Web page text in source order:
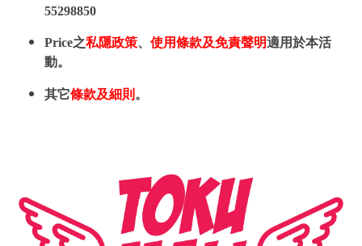
55298850
Price之私隱政策、 使用條款及免責聲明適用於本活
動。
其它條款及細則 。